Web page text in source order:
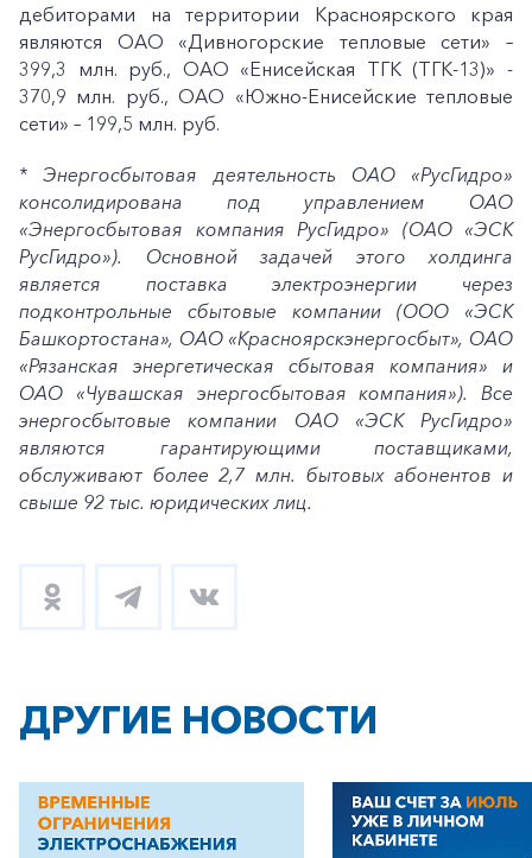
+7-800-700-24-57
дебиторами на территории Красноярского края
являются ОАО «Дивногорские тепловые сети» –
399,3 млн. руб., ОАО «Енисейская ТГК (ТГК-13)» -
370,9 млн. руб., ОАО «Южно-Енисейские тепловые
сети» – 199,5 млн. руб.
* Энергосбытовая деятельность ОАО «РусГидро»
консолидирована под управлением ОАО
«Энергосбытовая компания РусГидро» (ОАО «ЭСК
РусГидро»). Основной задачей этого холдинга
является поставка электроэнергии через
подконтрольные сбытовые компании (ООО «ЭСК
Башкортостана», ОАО «Красноярскэнергосбыт», ОАО
«Рязанская энергетическая сбытовая компания» и
ОАО «Чувашская энергосбытовая компания»). Все
энергосбытовые компании ОАО «ЭСК РусГидро»
являются гарантирующими поставщиками,
обслуживают более 2,7 млн. бытовых абонентов и
свыше 92 тыс. юридических лиц.
ДРУГИЕ НОВОСТИ